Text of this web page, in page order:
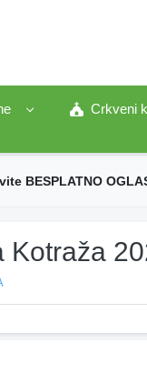
Crkveni
BESPLATNO
Kotraža